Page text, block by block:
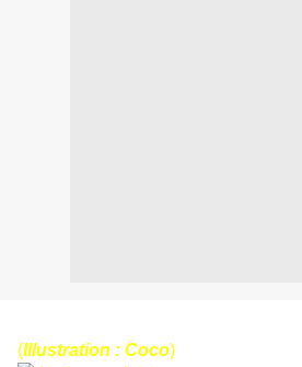
(Illustration : Coco)